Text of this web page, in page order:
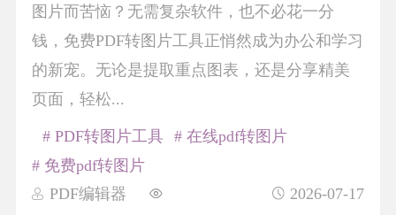
图片而苦恼？无需复杂软件，也不必花一分
钱，免费PDF转图片工具正悄然成为办公和学习
的新宠。无论是提取重点图表，还是分享精美
页面，轻松...
PDF编辑器 2026-07-17
# PDF转图片工具
# 在线pdf转图片
# 免费pdf转图片